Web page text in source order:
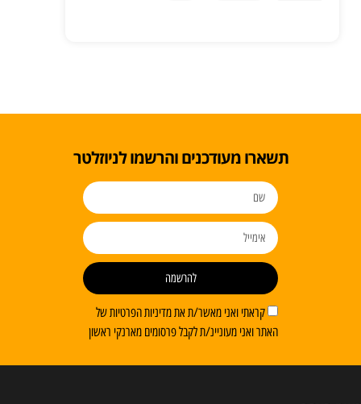
תשארו מעודכנים והרשמו לניוזלטר
קראתי ואני מאשר/ת את מדיניות הפרטיות של
האתר ואני מעוניינ/ת לקבל פרסומים מארנקי ראשון
להרשמה